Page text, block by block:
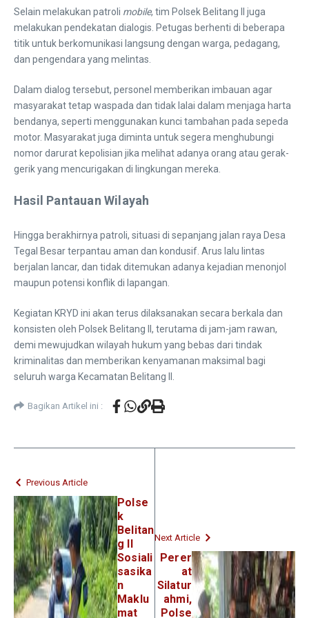
​Selain melakukan patroli mobile, tim Polsek Belitang II juga
melakukan pendekatan dialogis. Petugas berhenti di beberapa
titik untuk berkomunikasi langsung dengan warga, pedagang,
dan pengendara yang melintas.
​Dalam dialog tersebut, personel memberikan imbauan agar
masyarakat tetap waspada dan tidak lalai dalam menjaga harta
bendanya, seperti menggunakan kunci tambahan pada sepeda
motor. Masyarakat juga diminta untuk segera menghubungi
nomor darurat kepolisian jika melihat adanya orang atau gerak-
gerik yang mencurigakan di lingkungan mereka.
Hasil Pantauan Wilayah
​Hingga berakhirnya patroli, situasi di sepanjang jalan raya Desa
Tegal Besar terpantau aman dan kondusif. Arus lalu lintas
berjalan lancar, dan tidak ditemukan adanya kejadian menonjol
maupun potensi konflik di lapangan.
​Kegiatan KRYD ini akan terus dilaksanakan secara berkala dan
konsisten oleh Polsek Belitang II, terutama di jam-jam rawan,
demi mewujudkan wilayah hukum yang bebas dari tindak
kriminalitas dan memberikan kenyamanan maksimal bagi
seluruh warga Kecamatan Belitang II.
Bagikan Artikel ini :
Previous Article
Polse
k
Belitan
g II
Sosiali
sasika
n
Maklu
mat
Next Article
Perer
at
Silatur
ahmi,
Polse